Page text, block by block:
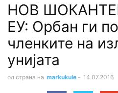
НОВ
ЕУ: Орбан ги
членките на
унијата
од страна на markukule - 14.07.2016